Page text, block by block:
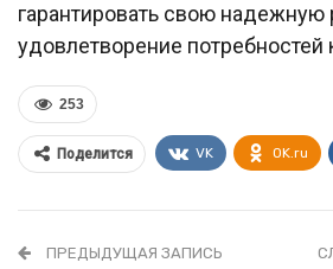
гарантировать свою надежную
удовлетворение потребностей
253
Поделится VK OK.ru
ПРЕДЫДУЩАЯ ЗАПИСЬ